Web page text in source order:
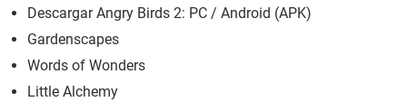
Descargar Angry Birds 2: PC / Android (APK)
Gardenscapes
Words of Wonders
Little Alchemy